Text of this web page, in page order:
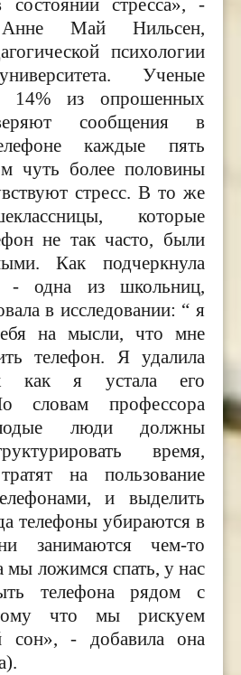
состоянии стресса», -
Анне Май Нильсен,
психологии
Ученые
14%из опрошенных
сообщения в
каждые пять
чуть более половины
стресс. В то же
которые
не так часто, были
Как подчеркнула
- одна из школьниц,
в исследовании: “ я
на мысли, что мне
телефон. Я удалила
как я устала его
словам профессора
люди должны
время,
на пользование
и выделить
телефоны убираются в
занимаются чем-то
ложимся спать, у нас
телефона рядом с
что мы рискуем
сон», - добавила она